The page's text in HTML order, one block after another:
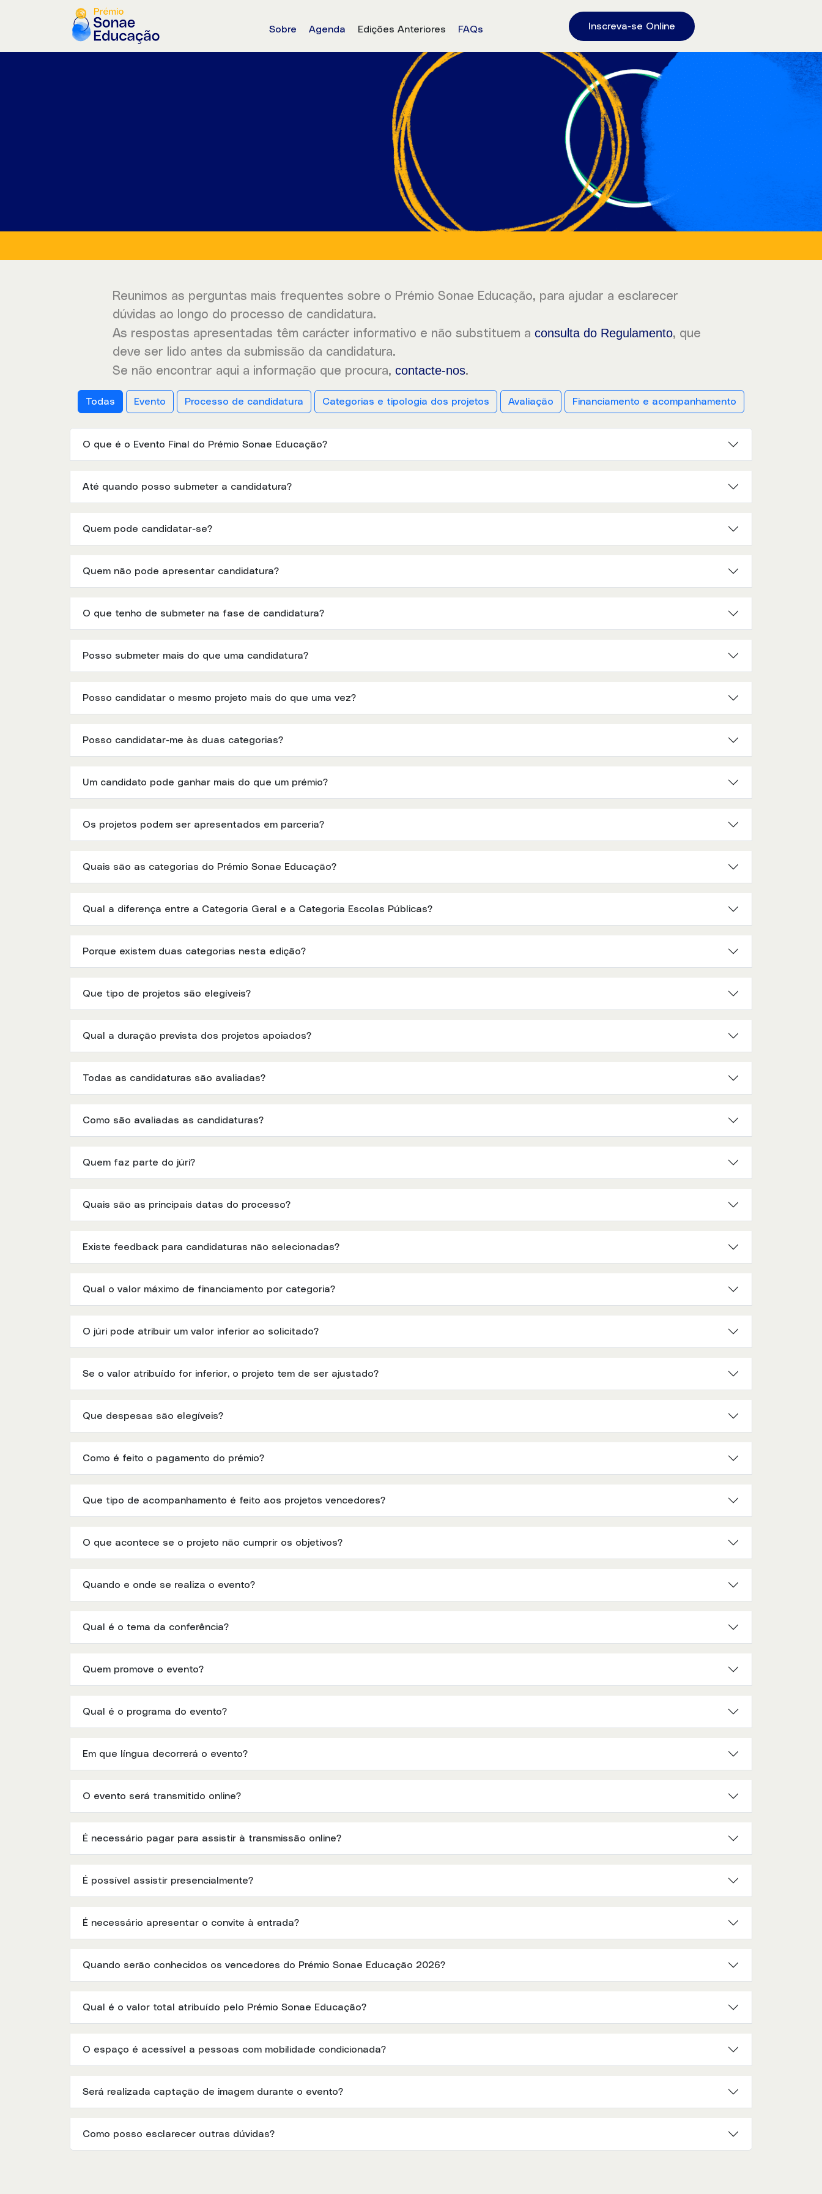
Sobre Agenda Edições Anteriores FAQs Inscreva-se Online
Reunimos as perguntas mais frequentes sobre o Prémio Sonae Educação, para ajudar a esclarecer
dúvidas ao longo do processo de candidatura.
As respostas apresentadas têm carácter informativo e não substituem a consulta do Regulamento, que
deve ser lido antes da submissão da candidatura.
Se não encontrar aqui a informação que procura, contacte-nos.
Todas Evento Processo de candidatura Categorias e tipologia dos projetos Avaliação Financiamento e acompanhamento
O que é o Evento Final do Prémio Sonae Educação?
Até quando posso submeter a candidatura?
Quem pode candidatar-se?
Quem não pode apresentar candidatura?
O que tenho de submeter na fase de candidatura?
Posso submeter mais do que uma candidatura?
Posso candidatar o mesmo projeto mais do que uma vez?
Posso candidatar-me às duas categorias?
Um candidato pode ganhar mais do que um prémio?
Os projetos podem ser apresentados em parceria?
Quais são as categorias do Prémio Sonae Educação?
Qual a diferença entre a Categoria Geral e a Categoria Escolas Públicas?
Porque existem duas categorias nesta edição?
Que tipo de projetos são elegíveis?
Qual a duração prevista dos projetos apoiados?
Todas as candidaturas são avaliadas?
Como são avaliadas as candidaturas?
Quem faz parte do júri?
Quais são as principais datas do processo?
Existe feedback para candidaturas não selecionadas?
Qual o valor máximo de financiamento por categoria?
O júri pode atribuir um valor inferior ao solicitado?
Se o valor atribuído for inferior, o projeto tem de ser ajustado?
Que despesas são elegíveis?
Como é feito o pagamento do prémio?
Que tipo de acompanhamento é feito aos projetos vencedores?
O que acontece se o projeto não cumprir os objetivos?
Quando e onde se realiza o evento?
Qual é o tema da conferência?
Quem promove o evento?
Qual é o programa do evento?
Em que língua decorrerá o evento?
O evento será transmitido online?
É necessário pagar para assistir à transmissão online?
É possível assistir presencialmente?
É necessário apresentar o convite à entrada?
Quando serão conhecidos os vencedores do Prémio Sonae Educação 2026?
Qual é o valor total atribuído pelo Prémio Sonae Educação?
O espaço é acessível a pessoas com mobilidade condicionada?
Será realizada captação de imagem durante o evento?
Como posso esclarecer outras dúvidas?